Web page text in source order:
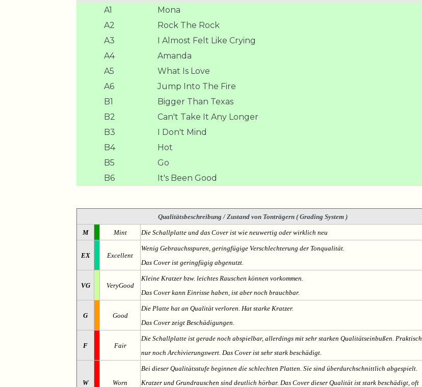
A1 Mona
A2
Rock The Rock
A3
I Almost Felt Like Crying
A4
Amanda
A5
What Is Love
A6
Jump Into The Fire
B1
Bigger Than Texas
B2
Can't Take It Any Longer
B3
I Don't Mind
B4
Hot
B5
Go
B6
It's Been Good
Qualitätsbeschreibung / Zustand von Tonträgern ( Grading System )
M Mint Die Schallplatte und das Cover ist wie neuwertig oder wirklich neu
EX Excellent
Wenig Gebrauchsspuren, geringfügige Verschlechterung der Tonqualität.
Das Cover ist geringfügig abgenutzt.
VG VeryGood
Kleine Kratzer bzw. leichtes Rauschen können vorkommen.
Das Cover kann Einrisse haben, ist aber noch brauchbar.
G Good
Die Platte hat an Qualität verloren. Hat starke Kratzer.
Das Cover zeigt Beschädigungen.
F Fair
Die Schallplatte ist gerade noch abspielbar, allerdings mit sehr starken Qualitätseinbußen. Praktisch
nur noch Archivierungswert. Das Cover ist sehr stark beschädigt.
W Worn
Bei dieser Qualitätsstufe beginnen die schlechten Platten. Sie sind überdurchschnittlich abgespielt.
Kratzer und Grundrauschen sind deutlich hörbar. Das Cover dieser Qualität ist stark beschädigt, oft